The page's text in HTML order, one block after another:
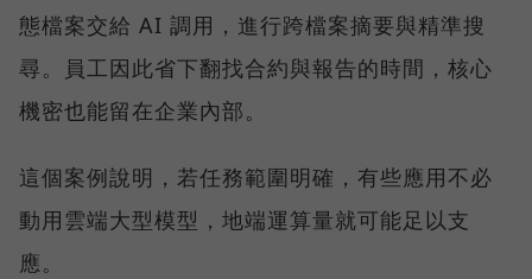
態檔案交給 AI 調用，進行跨檔案摘要與精準搜
尋。員工因此省下翻找合約與報告的時間，核心
機密也能留在企業內部。
這個案例說明，若任務範圍明確，有些應用不必
動用雲端大型模型，地端運算量就可能足以支
應。